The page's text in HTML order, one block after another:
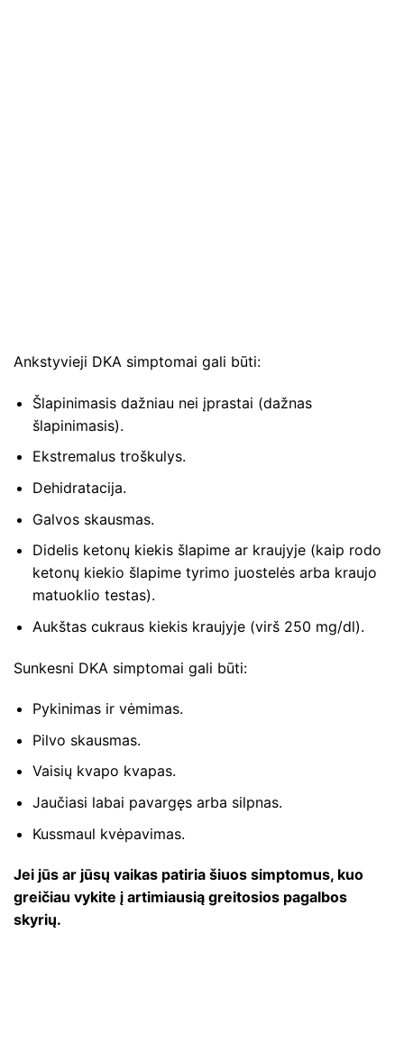
Ankstyvieji DKA simptomai gali būti:
Šlapinimasis dažniau nei įprastai (dažnas
šlapinimasis).
Ekstremalus troškulys.
Dehidratacija.
Galvos skausmas.
Didelis ketonų kiekis šlapime ar kraujyje (kaip rodo
ketonų kiekio šlapime tyrimo juostelės arba kraujo
matuoklio testas).
Aukštas cukraus kiekis kraujyje (virš 250 mg/dl).
Sunkesni DKA simptomai gali būti:
Pykinimas ir vėmimas.
Pilvo skausmas.
Vaisių kvapo kvapas.
Jaučiasi labai pavargęs arba silpnas.
Kussmaul kvėpavimas.
Jei jūs ar jūsų vaikas patiria šiuos simptomus, kuo
greičiau vykite į artimiausią greitosios pagalbos
skyrių.